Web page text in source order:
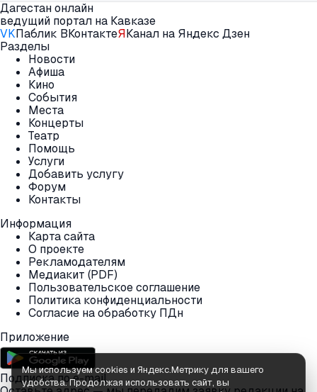
Дагестан онлайн
ведущий портал на Кавказе
VKПаблик ВКонтактеЯКанал на Яндекс Дзен
Разделы
Новости
Афиша
Кино
События
Места
Концерты
Театр
Помощь
Услуги
Добавить услугу
Форум
Контакты
Информация
Карта сайта
О проекте
Рекламодателям
Медиакит (PDF)
Пользовательское соглашение
Политика конфиденциальности
Согласие на обработку ПДн
Приложение
Подписка по e-mail
Мы используем cookies и Яндекс.Метрику для вашего
удобства. Продолжая использовать сайт, вы